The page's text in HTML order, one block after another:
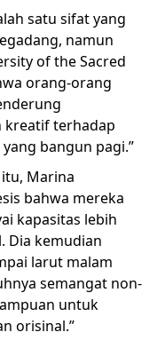
satu sifat yang
namun
of the Sacred
orang-orang
kreatif terhadap
bangun pagi.”
Marina
bahwa mereka
kapasitas lebih
Dia kemudian
larut malam
semangat non-
untuk
orisinal.”